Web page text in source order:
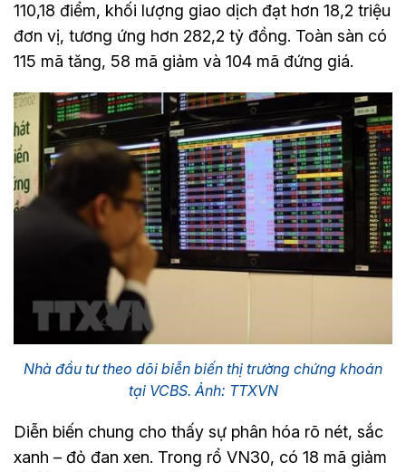
110,18 điểm, khối lượng giao dịch đạt hơn 18,2 triệu
đơn vị, tương ứng hơn 282,2 tỷ đồng. Toàn sàn có
115 mã tăng, 58 mã giảm và 104 mã đứng giá.
Nhà đầu tư theo dõi biễn biến thị trường chứng khoán
tại VCBS. Ảnh: TTXVN
Diễn biến chung cho thấy sự phân hóa rõ nét, sắc
xanh – đỏ đan xen. Trong rổ VN30, có 18 mã giảm